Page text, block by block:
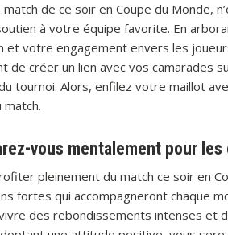
match de ce soir en Coupe du Monde,
à votre équipe favorite. En
et votre engagement envers les
de créer un lien avec vos camarades
tournoi. Alors, enfilez votre maillot
match.
vous mentalement pour
pleinement du match ce soir en
fortes qui accompagneront chaque
des rebondissements intenses et